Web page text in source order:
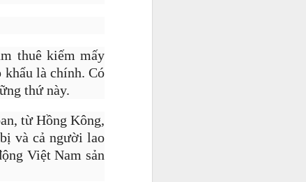
thuê kiếm mấy
khẩu là chính. Có
thứ này.
từ Hồng Kông,
và cả người lao
Việt Nam sản
quản lý cho một số
và xây dựng sự
sự khó kiếm?".